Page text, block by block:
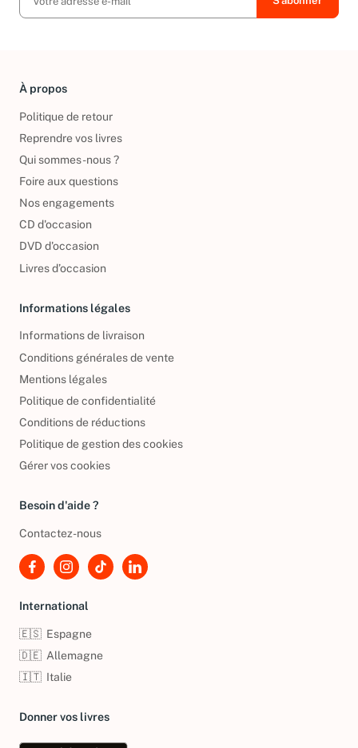
À propos
Politique de retour
Reprendre vos livres
Qui sommes-nous ?
Foire aux questions
Nos engagements
CD d'occasion
DVD d'occasion
Livres d’occasion
Informations légales
Informations de livraison
Conditions générales de vente
Mentions légales
Politique de confidentialité
Conditions de réductions
Politique de gestion des cookies
Gérer vos cookies
Besoin d'aide ?
Contactez-nous
International
🇪🇸 Espagne
🇩🇪 Allemagne
🇮🇹 Italie
Donner vos livres